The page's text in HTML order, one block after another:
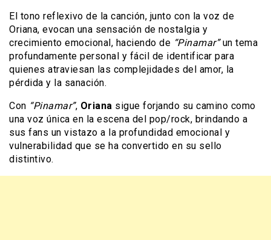
El tono reflexivo de la canción, junto con la voz de
Oriana, evocan una sensación de nostalgia y
crecimiento emocional, haciendo de “Pinamar”un tema
profundamente personal y fácil de identificar para
quienes atraviesan las complejidades del amor, la
pérdida y la sanación.
Con “Pinamar”, Oriana sigue forjando su camino como
una voz única en la escena del pop/rock, brindando a
sus fans un vistazo a la profundidad emocional y
vulnerabilidad que se ha convertido en su sello
distintivo.